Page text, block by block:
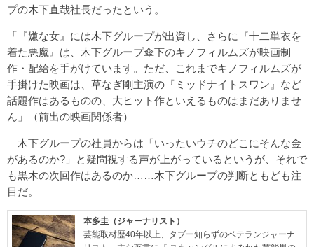
プの木下直哉社長だったという。
「『嫌な女』には木下グループが出資し、さらに『十二単衣を
着た悪魔』は、木下グループ傘下のキノフィルムズが映画制
作・配給を手がけています。ただ、これまでキノフィルムズが
手掛けた映画は、草なぎ剛主演の『ミッドナイトスワン』など
話題作はあるものの、大ヒット作といえるものはまだありませ
ん」（前出の映画関係者）
木下グループの社員からは「いったいウチのどこにそんな金
があるのか?」と疑問視する声が上がっているというが、それで
も黒木の次回作はあるのか……木下グループの判断ともども注
目だ。
本多圭（ジャーナリスト）
芸能取材歴40年以上、タブー知らずのベテランジャーナ